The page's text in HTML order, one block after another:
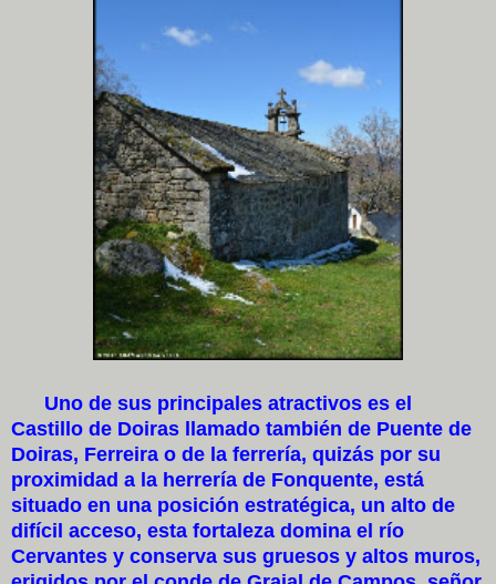
Uno de sus principales atractivos es el
Castillo de Doiras llamado también de Puente de
Doiras, Ferreira o de la ferrería, quizás por su
proximidad a la herrería de Fonquente, está
situado en una posición estratégica, un alto de
difícil acceso, esta fortaleza domina el río
Cervantes y conserva sus gruesos y altos muros,